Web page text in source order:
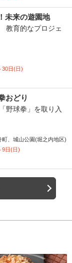
未来の遊園地
教育的なプロジェ
30日(日)
おどり
野球拳」を取り入
、城山公園(堀之内地区)
9日(日)